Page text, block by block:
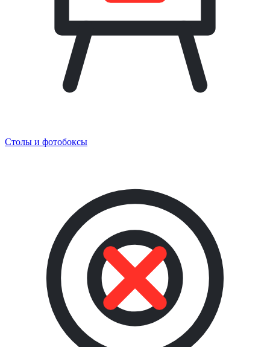
Столы и фотобоксы